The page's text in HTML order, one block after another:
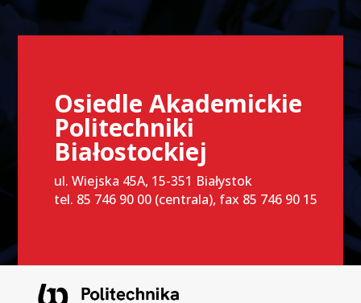
Osiedle Akademickie
Politechniki
Białostockiej
ul. Wiejska 45A, 15-351 Białystok
tel. 85 746 90 00 (centrala), fax 85 746 90 15